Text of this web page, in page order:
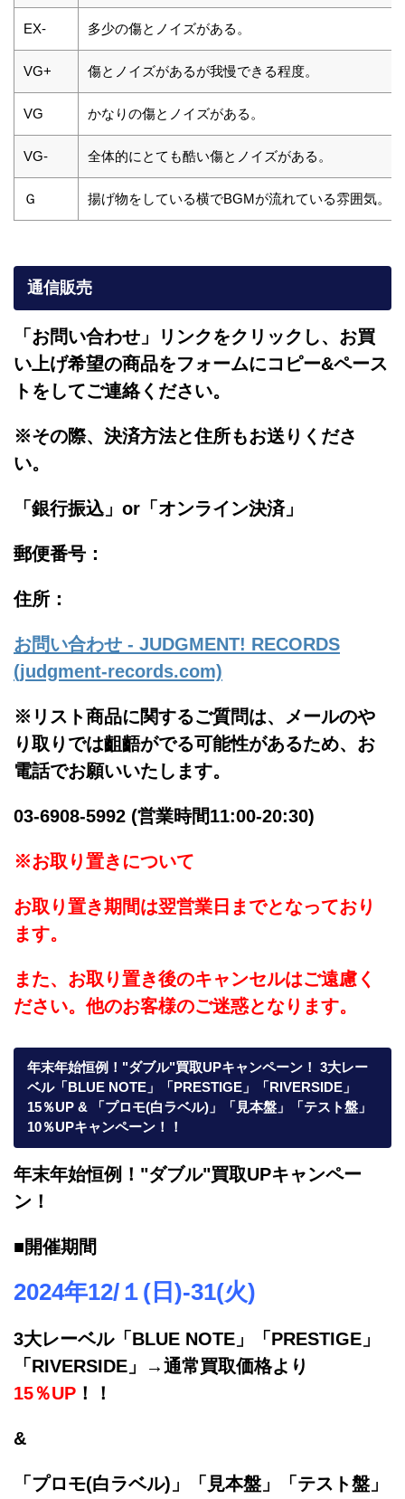
EX- 多少の傷とノイズがある。
VG+ 傷とノイズがあるが我慢できる程度。
VG かなりの傷とノイズがある。
VG- 全体的にとても酷い傷とノイズがある。
Ｇ 揚げ物をしている横でBGMが流れている雰囲気。
通信販売
「お問い合わせ」リンクをクリックし、 お買
い上げ希望の商品をフォームにコピー&ペース
トをしてご連絡ください。
※その際、決済方法と住所もお送りくださ
い。
「銀行振込」or「 オンライン決済」
郵便番号：
住所：
お問い合わせ - JUDGMENT! RECORDS
(judgment-records.com)
※リスト商品に関するご質問は、メールのや
り取りでは齟齬がでる可能性があるため、お
電話でお願いいたします。
03-6908-5992 (営業時間11:00-20:30)
※お取り置きについて
お取り置き期間は翌営業日までとなっており
ます。
また、お取り置き後のキャンセルはご遠慮く
ださい。他のお客様のご迷惑となります。
年末年始恒例！"ダブル"買取UPキャンペーン！ 3大レー
ベル「BLUE NOTE」「PRESTIGE」「RIVERSIDE」
15％UP & 「プロモ(白ラベル)」「見本盤」「テスト盤」
10％UPキャンペーン！！
年末年始恒例！"ダブル"買取UPキャンペー
ン！
■開催期間
2024年12/１(日)-31(火)
3大レーベル「BLUE NOTE」「PRESTIGE」
「RIVERSIDE」→通常買取価格より
15％UP ！！
&
「プロモ(白ラベル)」「見本盤」「テスト盤」